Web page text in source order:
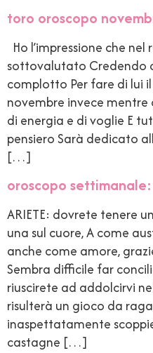
toro oroscopo
Ho l’impressione che
sottovalutato Credendo
complotto Per fare di lui
novembre invece
di energia e di voglie E
pensiero Sarà dedicato
[…]
oroscopo
ARIETE: dovrete tenere
una sul cuore, A come
anche come amore,
Sembra difficile far
riuscirete ad addolcirvi
risulterà un gioco da
inaspettatamente
castagne […]